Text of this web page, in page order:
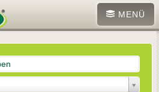
MENÜ